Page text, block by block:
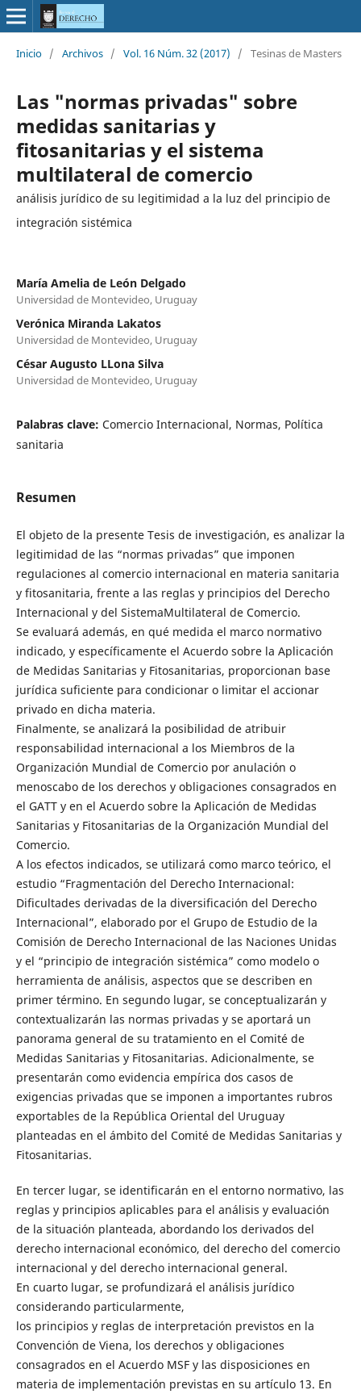
Inicio / Archivos / Vol. 16 Núm. 32 (2017) / Tesinas de Masters
Las "normas privadas" sobre
medidas sanitarias y
fitosanitarias y el sistema
multilateral de comercio
análisis jurídico de su legitimidad a la luz del principio de
integración sistémica
María Amelia de León Delgado
Universidad de Montevideo, Uruguay
Verónica Miranda Lakatos
Universidad de Montevideo, Uruguay
César Augusto LLona Silva
Universidad de Montevideo, Uruguay
Palabras clave: Comercio Internacional, Normas, Política
sanitaria
Resumen
El objeto de la presente Tesis de investigación, es analizar la
legitimidad de las “normas privadas” que imponen
regulaciones al comercio internacional en materia sanitaria
y fitosanitaria, frente a las reglas y principios del Derecho
Internacional y del SistemaMultilateral de Comercio.
Se evaluará además, en qué medida el marco normativo
indicado, y específicamente el Acuerdo sobre la Aplicación
de Medidas Sanitarias y Fitosanitarias, proporcionan base
jurídica suficiente para condicionar o limitar el accionar
privado en dicha materia.
Finalmente, se analizará la posibilidad de atribuir
responsabilidad internacional a los Miembros de la
Organización Mundial de Comercio por anulación o
menoscabo de los derechos y obligaciones consagrados en
el GATT y en el Acuerdo sobre la Aplicación de Medidas
Sanitarias y Fitosanitarias de la Organización Mundial del
Comercio.
A los efectos indicados, se utilizará como marco teórico, el
estudio “Fragmentación del Derecho Internacional:
Dificultades derivadas de la diversificación del Derecho
Internacional”, elaborado por el Grupo de Estudio de la
Comisión de Derecho Internacional de las Naciones Unidas
y el “principio de integración sistémica” como modelo o
herramienta de análisis, aspectos que se describen en
primer término. En segundo lugar, se conceptualizarán y
contextualizarán las normas privadas y se aportará un
panorama general de su tratamiento en el Comité de
Medidas Sanitarias y Fitosanitarias. Adicionalmente, se
presentarán como evidencia empírica dos casos de
exigencias privadas que se imponen a importantes rubros
exportables de la República Oriental del Uruguay
planteadas en el ámbito del Comité de Medidas Sanitarias y
Fitosanitarias.
En tercer lugar, se identificarán en el entorno normativo, las
reglas y principios aplicables para el análisis y evaluación
de la situación planteada, abordando los derivados del
derecho internacional económico, del derecho del comercio
internacional y del derecho internacional general.
En cuarto lugar, se profundizará el análisis jurídico
considerando particularmente,
los principios y reglas de interpretación previstos en la
Convención de Viena, los derechos y obligaciones
consagrados en el Acuerdo MSF y las disposiciones en
materia de implementación previstas en su artículo 13. En